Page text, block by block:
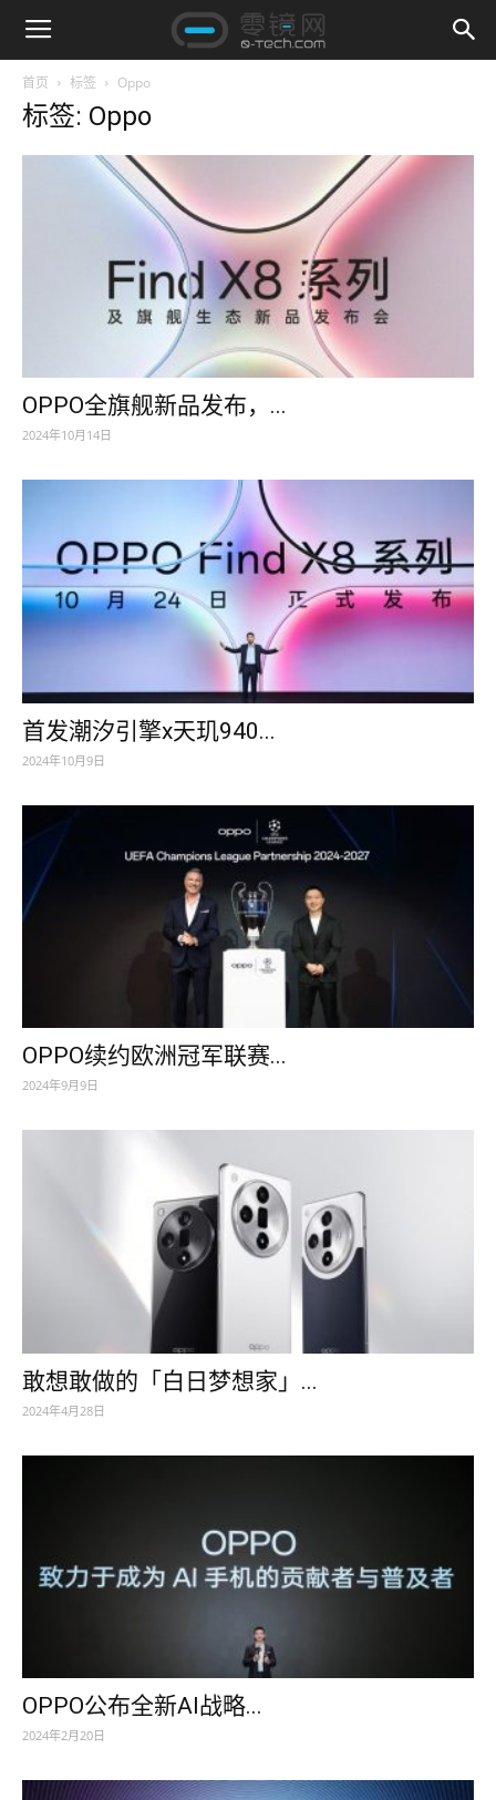
首页 标签 Oppo
标签: Oppo
OPPO全旗舰新品发布，...
2024年10月14日
首发潮汐引擎x天玑940...
2024年10月9日
OPPO续约欧洲冠军联赛...
2024年9月9日
敢想敢做的「白日梦想家」...
2024年4月28日
OPPO公布全新AI战略...
2024年2月20日